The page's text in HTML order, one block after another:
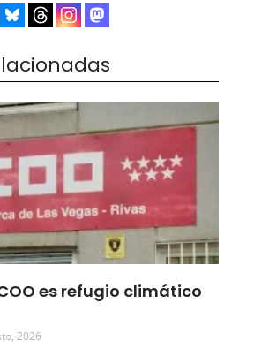
es refugio climático
2026